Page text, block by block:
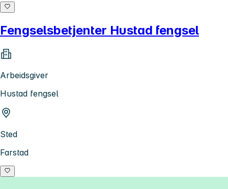
Fengselsbetjenter Hustad fengsel
Arbeidsgiver
Hustad fengsel
Sted
Farstad